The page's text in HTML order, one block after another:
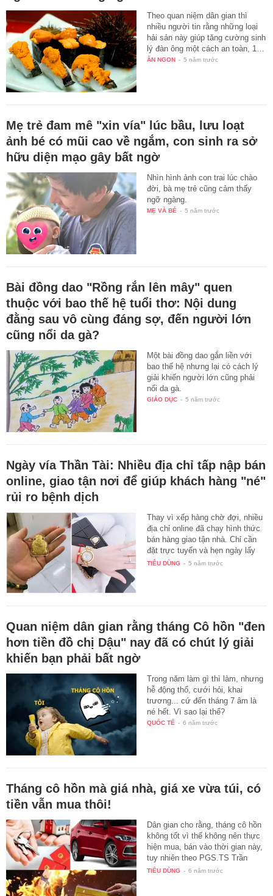
Theo quan niệm dân gian thì
nhiều người tin rằng những loại
hải sản này giúp tăng cường sinh
lý đàn ông một cách an toàn, 1…
ĂN NGON - 5 năm trước
Mẹ trẻ đam mê "xin vía" lúc bầu, lưu loạt
ảnh bé có mũi cao về ngắm, con sinh ra sở
hữu diện mạo gây bất ngờ
Nhìn hình ảnh con trai lúc chào
đời, bà mẹ trẻ cũng cảm thấy
ngỡ ngàng.
MẸ VÀ BÉ - 5 năm trước
Bài đồng dao "Rồng rắn lên mây" quen
thuộc với bao thế hệ tuổi thơ: Nội dung
đằng sau vô cùng đáng sợ, đến người lớn
cũng nổi da gà?
Một bài đồng dao gắn liền với
bao thế hệ nhưng lại có cách lý
giải khiến người lớn cũng phải
nổi da gà.
GIÁO DỤC - 5 năm trước
Ngày vía Thần Tài: Nhiều địa chỉ tấp nập bán
online, giao tận nơi để giúp khách hàng "né"
rủi ro bệnh dịch
Thay vì xếp hàng chờ đợi, nhiều
địa chỉ online đã chạy hình thức
bán hàng giao tận nhà. Chỉ cần
đặt trực tuyến và hẹn ngày lấy
là…
TIÊU DÙNG - 5 năm trước
Quan niệm dân gian rằng tháng Cô hồn "đen
hơn tiền đồ chị Dậu" nay đã có chút lý giải
khiến bạn phải bất ngờ
Trong năm làm gì thì làm, nhưng
hễ động thổ, cưới hỏi, khai
trương... cứ đến tháng 7 âm là
né hết. Vì sao lại thế?
QUỐC TẾ - 6 năm trước
Tháng cô hồn mà giá nhà, giá xe vừa túi, có
tiền vẫn mua thôi!
Dân gian cho rằng, tháng cô hồn
không tốt vì thế không nên thực
hiện mua, bán vào thời gian này,
tuy nhiên theo PGS.TS Trần
Lâm…
TIÊU DÙNG - 6 năm trước